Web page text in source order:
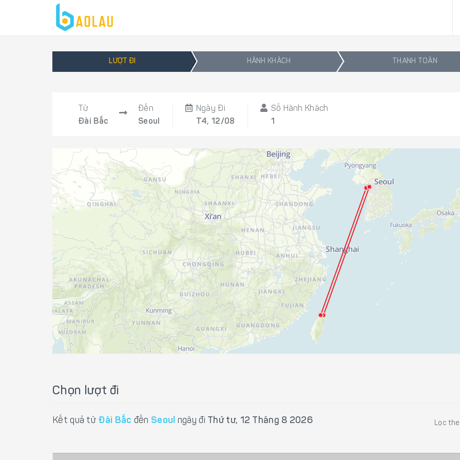
LƯỢT ĐI HÀNH KHÁCH THANH TOÁN
Từ
Đài Bắc
Đến
Seoul
Ngày Đi
T4, 12/08
Số Hành Khách
1
Chọn lượt đi
Kết quả từ Đài Bắc đến Seoul ngày đi Thứ tư, 12 Tháng 8 2026 Lọc